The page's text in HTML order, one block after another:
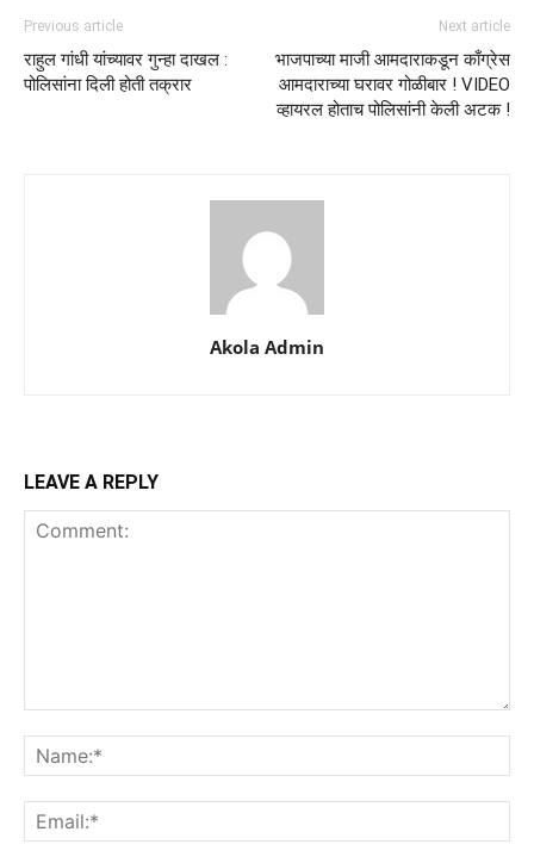
Previous article
राहुल गांधी यांच्यावर गुन्हा दाखल :
पोलिसांना दिली होती तक्रार
Next article
भाजपाच्या माजी आमदाराकडून काँग्रेस
आमदाराच्या घरावर गोळीबार ! VIDEO
व्हायरल होताच पोलिसांनी केली अटक !
Akola Admin
LEAVE A REPLY